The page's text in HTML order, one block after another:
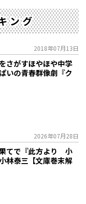
ング
2018年07月13日
さがすほやほや中学
いの青春群像劇『ク
2026年07月28日
てで――『此方より 小
林泰三【文庫巻末解